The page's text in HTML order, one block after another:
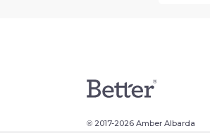
®2017-2026 Amber Albarda